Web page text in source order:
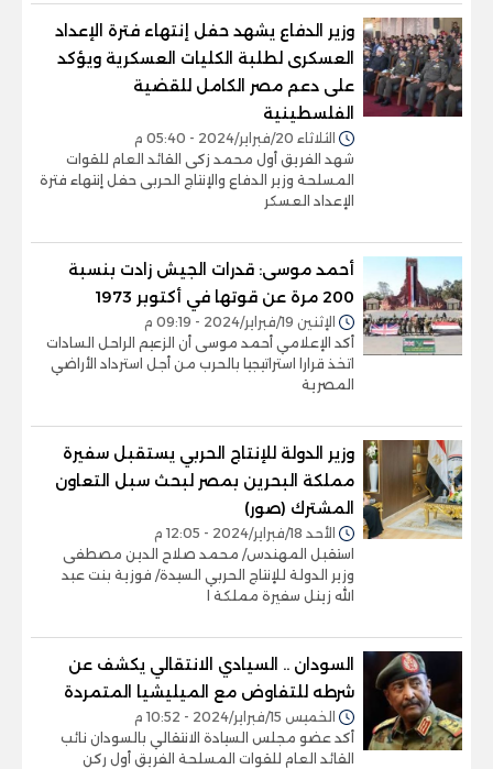
وزير الدفاع يشهد حفل إنتهاء فترة الإعداد
العسكرى لطلبة الكليات العسكرية ويؤكد
على دعم مصر الكامل للقضية
الفلسطينية
الثلاثاء 20/فبراير/2024 - 05:40 م
شهد الفريق أول محمد زكى القائد العام للقوات
المسلحة وزير الدفاع والإنتاج الحربى حفل إنتهاء فترة
الإعداد العسكر
أحمد موسى: قدرات الجيش زادت بنسبة
200 مرة عن قوتها في أكتوبر 1973
الإثنين 19/فبراير/2024 - 09:19 م
أكد الإعلامي أحمد موسى أن الزعيم الراحل السادات
اتخذ قرارا استراتيجيا بالحرب من أجل استرداد الأراضي
المصرية
وزير الدولة للإنتاج الحربي يستقبل سفيرة
مملكة البحرين بمصر لبحث سبل التعاون
المشترك (صور)
الأحد 18/فبراير/2024 - 12:05 م
استقبل المهندس/ محمد صلاح الدين مصطفى
وزير الدولة للإنتاج الحربي السيدة/ فوزية بنت عبد
الله زينل سفيرة مملكة ا
السودان .. السيادي الانتقالي يكشف عن
شرطه للتفاوض مع الميليشيا المتمردة
الخميس 15/فبراير/2024 - 10:52 م
أكد عضو مجلس السيادة الانتقالي بالسودان نائب
القائد العام للقوات المسلحة الفريق أول ركن